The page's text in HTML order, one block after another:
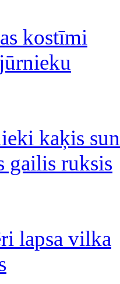
kostīmi
kaķis
gailis ruksis
lapsa vilka